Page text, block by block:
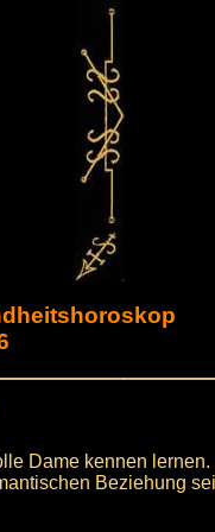
Dame kennen lernen.
Beziehung